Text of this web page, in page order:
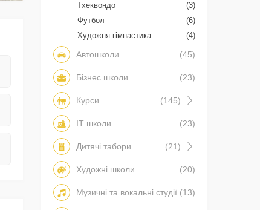
Тхеквондо
(3)
Футбол
(6)
Художня гімнастика
(4)
Автошколи (45)
Бізнес школи (23)
Курси (145)
IT школи (23)
Дитячі табори (21)
Художні школи (20)
Музичні та вокальні студії (13)